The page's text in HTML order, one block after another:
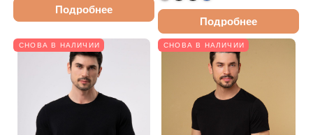
Подробнее
Подробнее
СНОВА В НАЛИЧИИ СНОВА В НАЛИЧИИ